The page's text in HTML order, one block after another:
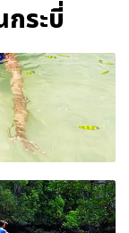
ระบี่